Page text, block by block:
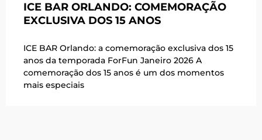
ICE BAR ORLANDO: COMEMORAÇÃO
EXCLUSIVA DOS 15 ANOS
ICE BAR Orlando: a comemoração exclusiva dos 15
anos da temporada ForFun Janeiro 2026 A
comemoração dos 15 anos é um dos momentos
mais especiais